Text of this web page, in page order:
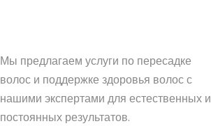
Мы предлагаем услуги по пересадке
волос и поддержке здоровья волос с
нашими экспертами для естественных и
постоянных результатов.